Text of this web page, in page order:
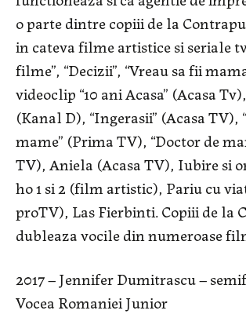
o parte dintre copiii de la
in cateva filme artistice si seriale
filme”, “Decizii”, “Vreau sa fii
videoclip “10 ani Acasa” (Acasa
(Kanal D), “Ingerasii” (Acasa TV),
mame” (Prima TV), “Doctor de
TV), Aniela (Acasa TV), Iubire si
ho 1 si 2 (film artistic), Pariu cu
proTV), Las Fierbinti. Copiii de la
dubleaza vocile din numeroase
2017 – Jennifer Dumitrascu –
Vocea Romaniei Junior